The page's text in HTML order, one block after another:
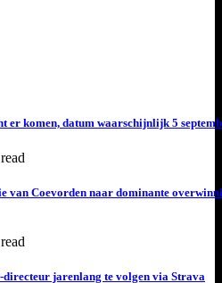
er komen, datum waarschijnlijk 5
read
van Coevorden naar dominante
read
jarenlang te volgen via Strava